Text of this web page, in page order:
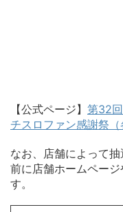
【公式ページ】 第32
チスロファン感謝祭（
なお、店舗によって
前に店舗ホームペー
す。